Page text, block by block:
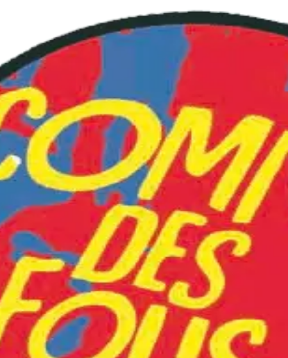
tag "roland jaccard"
Reset des filtres
une tentation et un danger permanents, et si